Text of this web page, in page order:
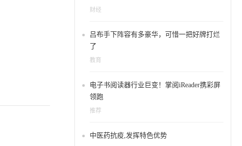
财经
吕布手下阵容有多豪华，可惜一把好牌打烂
了
教育
电子书阅读器行业巨变！掌阅iReader携彩屏
领跑
推荐
中医药抗疫,发挥特色优势